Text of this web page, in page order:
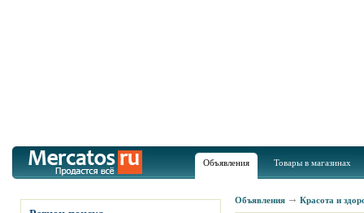
Объявления Товары в магазинах
Объявления Красота и